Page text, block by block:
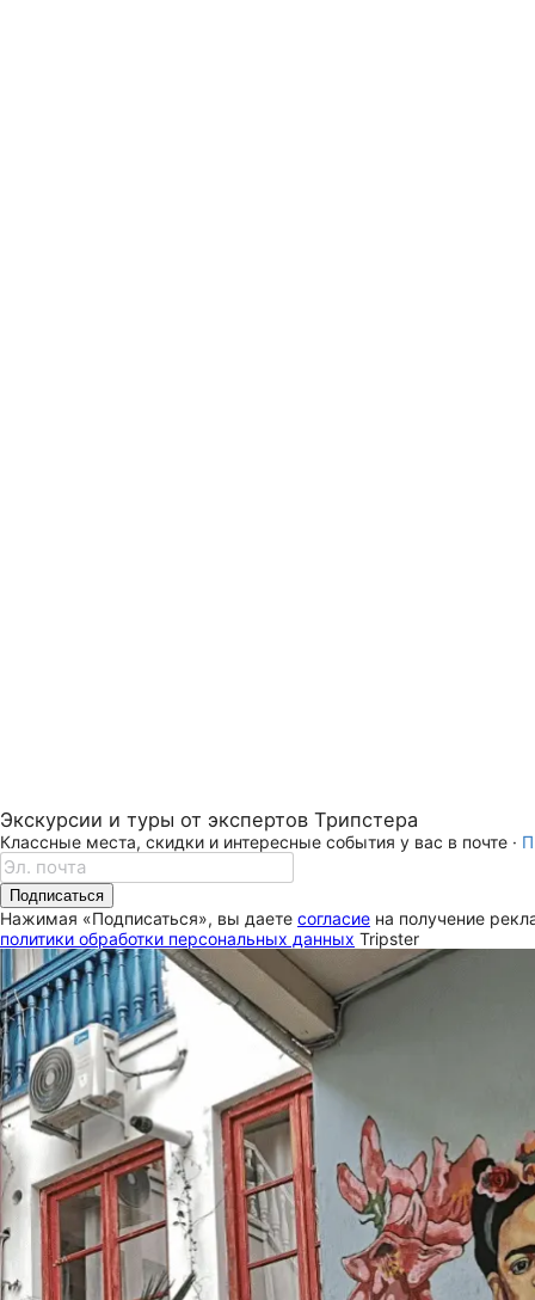
Экскурсии и туры от экспертов Трипстера
Классные места, скидки и интересные события у вас в почте ·
Подписаться
Нажимая «Подписаться», вы даете согласие на получение
политики обработки персональных данных Tripster